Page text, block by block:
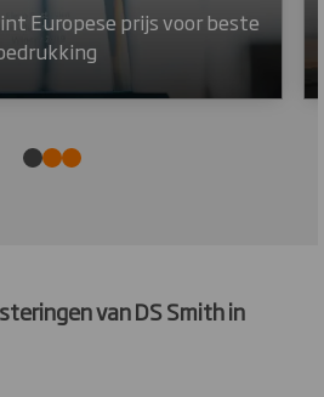
Europese prijs voor beste
van DS Smith in